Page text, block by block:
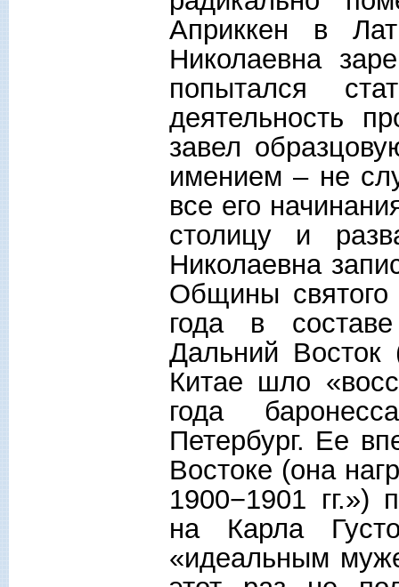
Априккен в
Николаевна
попытался
деятельность
завел
имением – не
все его
столицу и
Николаевна
Общины святого
года в
Дальний
Китае шло
года
Петербург. Ее
Востоке (она
1900−1901 гг.»)
на Карла
«идеальным